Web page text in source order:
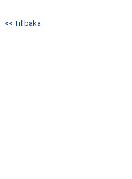
SPONSORER
<< Tillbaka